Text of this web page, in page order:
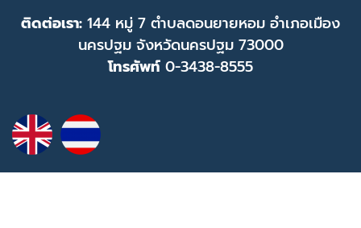
ติดต่อเรา: 144 หมู่ 7 ตำบลดอนยายหอม อำเภอเมือง
นครปฐม จังหวัดนครปฐม 73000
โทรศัพท์ 0-3438-8555